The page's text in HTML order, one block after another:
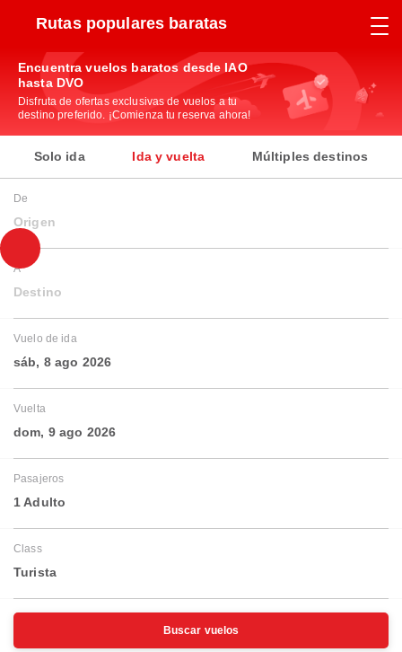
Rutas populares baratas
Encuentra vuelos baratos desde IAO
hasta DVO
Disfruta de ofertas exclusivas de vuelos a tu
destino preferido. ¡Comienza tu reserva ahora!
Solo ida Ida y vuelta Múltiples destinos
De
Origen
A
Destino
Vuelo de ida
sáb, 8 ago 2026
Vuelta
dom, 9 ago 2026
Pasajeros
1 Adulto
Class
Turista
Buscar vuelos